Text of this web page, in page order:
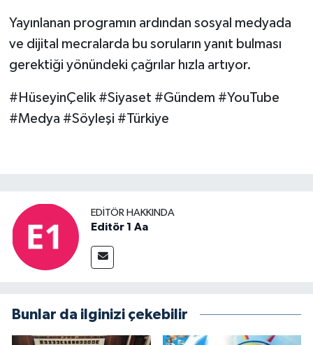
Yayınlanan programın ardından sosyal medyada
ve dijital mecralarda bu soruların yanıt bulması
gerektiği yönündeki çağrılar hızla artıyor.
#HüseyinÇelik #Siyaset #Gündem #YouTube
#Medya #Söyleşi #Türkiye
EDITÖR HAKKINDA
Editör 1 Aa
Bunlar da ilginizi çekebilir